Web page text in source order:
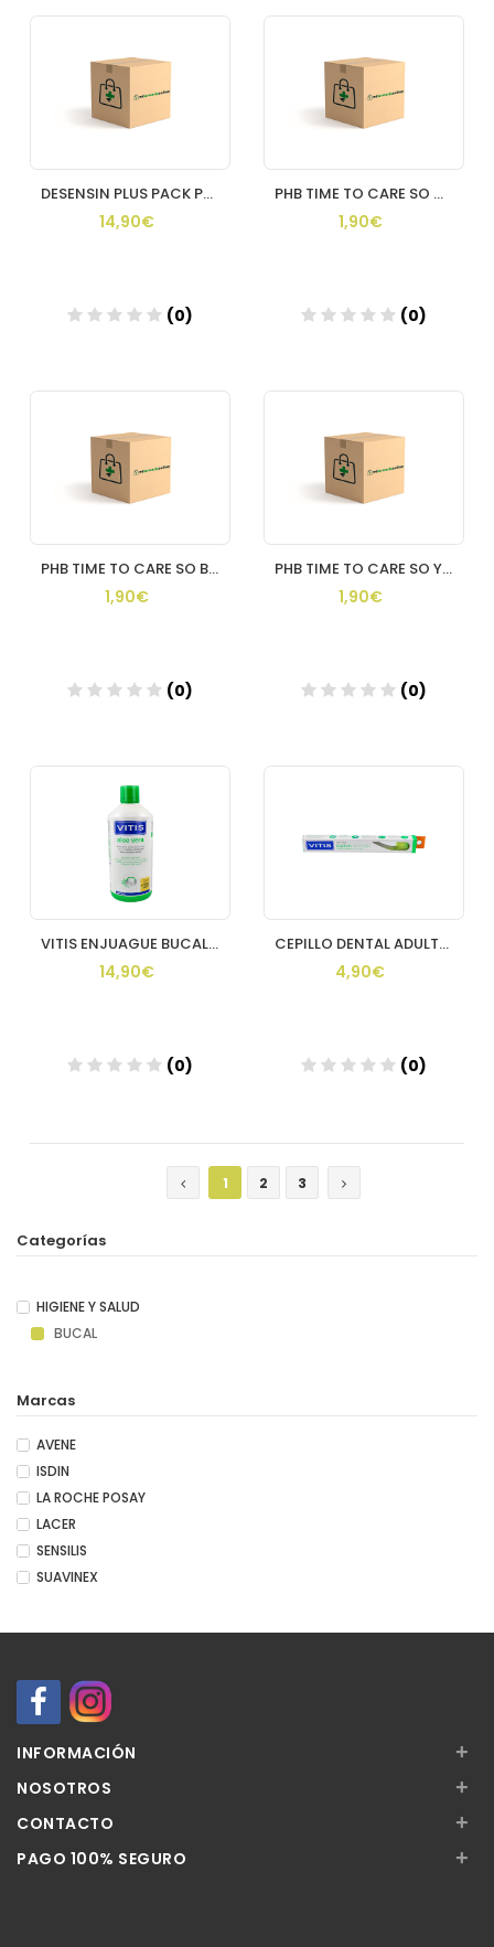
DESENSIN PLUS PACK PASTA DENTAL 2 ENVASES 150 ML
14,90€
(0)
PHB TIME TO CARE SO CALM DENTRIFICO 1 TUBO 15 ML
1,90€
(0)
PHB TIME TO CARE SO BALANCED DENTRIFICO 1 TUBO 15 ML SABOR M
1,90€
(0)
PHB TIME TO CARE SO YOUNG FOREVER DENTRIFICO 1 TUBO 15 ML SA
1,90€
(0)
VITIS ENJUAGUE BUCAL 1 ENVASE 1000 ML
14,90€
(0)
CEPILLO DENTAL ADULTO VITIS SUAVE ACCESS
4,90€
(0)
1 2 3
Categorías
HIGIENE Y SALUD
BUCAL
Marcas
AVENE
ISDIN
LA ROCHE POSAY
LACER
SENSILIS
SUAVINEX
INFORMACIÓN +
NOSOTROS +
CONTACTO +
PAGO 100% SEGURO +